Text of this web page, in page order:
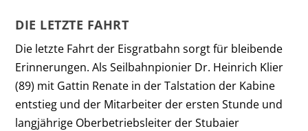
DIE LETZTE FAHRT
Die letzte Fahrt der Eisgratbahn sorgt für bleibende
Erinnerungen. Als Seilbahnpionier Dr. Heinrich Klier
(89) mit Gattin Renate in der Talstation der Kabine
entstieg und der Mitarbeiter der ersten Stunde und
langjährige Oberbetriebsleiter der Stubaier